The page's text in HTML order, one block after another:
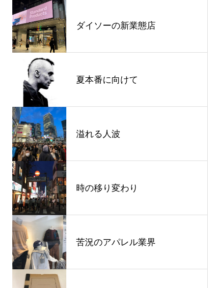
ダイソーの新業態店
夏本番に向けて
溢れる人波
時の移り変わり
苦況のアパレル業界